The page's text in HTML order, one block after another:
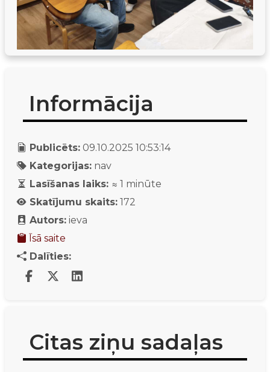
Informācija
Publicēts: 09.10.2025 10:53:14
Kategorijas: nav
Lasīšanas laiks: ≈ 1 minūte
Skatījumu skaits: 172
Autors: ieva
Īsā saite
Dalīties:
Citas ziņu sadaļas